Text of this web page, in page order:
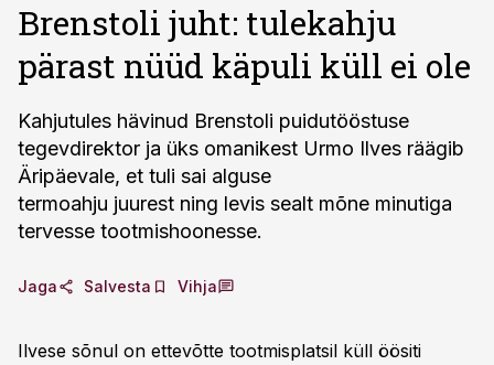
Brenstoli juht: tulekahju
pärast nüüd käpuli küll ei ole
Kahjutules hävinud Brenstoli puidutööstuse
tegevdirektor ja üks omanikest Urmo Ilves räägib
Äripäevale, et tuli sai alguse
termoahju juurest ning levis sealt mõne minutiga
tervesse tootmishoonesse.
Jaga Salvesta Vihja
Ilvese sõnul on ettevõtte tootmisplatsil küll öösiti